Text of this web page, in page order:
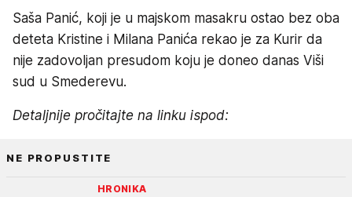
Saša Panić, koji je u majskom masakru ostao bez oba
deteta Kristine i Milana Panića rekao je za Kurir da
nije zadovoljan presudom koju je doneo danas Viši
sud u Smederevu.
Detaljnije pročitajte na linku ispod:
NE PROPUSTITE
HRONIKA